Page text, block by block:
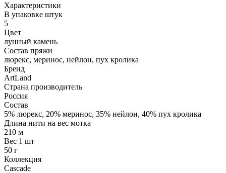
Характеристики
В упаковке штук
5
Цвет
лунный камень
Состав пряжи
люрекс, меринос, нейлон, пух кролика
Бренд
ArtLand
Страна производитель
Россия
Состав
5% люрекс, 20% меринос, 35% нейлон, 40% пух кролика
Длина нити на вес мотка
210 м
Вес 1 шт
50 г
Коллекция
Cascade